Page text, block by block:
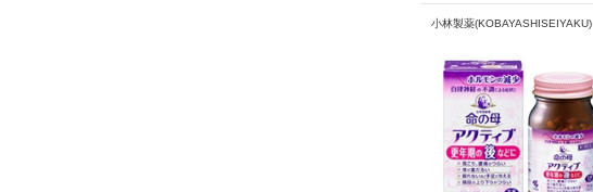
小林製薬(KOBAYASHISEIYAKU)